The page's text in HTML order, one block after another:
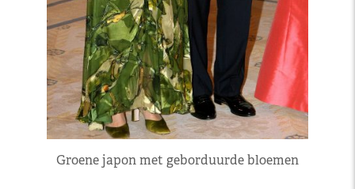
Groene japon met geborduurde bloemen